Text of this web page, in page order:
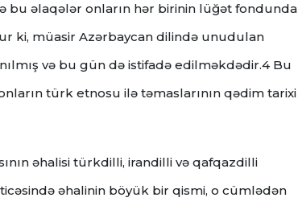
bu əlaqələr onların hər birinin lüğət fondunda
ki, müasir Azərbaycan dilində unudulan
və bu gün də istifadə edilməkdədir.4 Bu
türk etnosu ilə təmaslarının qədim tarixi
əhalisi türkdilli, irandilli və qafqazdilli
əhalinin böyük bir qismi, o cümlədən